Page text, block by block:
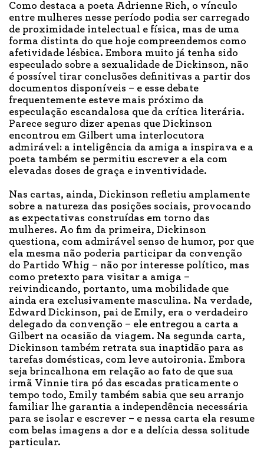
Como destaca a poeta Adrienne Rich, o vínculo
entre mulheres nesse período podia ser carregado
de proximidade intelectual e física, mas de uma
forma distinta do que hoje compreendemos como
afetividade lésbica. Embora muito já tenha sido
especulado sobre a sexualidade de Dickinson, não
é possível tirar conclusões definitivas a partir dos
documentos disponíveis – e esse debate
frequentemente esteve mais próximo da
especulação escandalosa que da crítica literária.
Parece seguro dizer apenas que Dickinson
encontrou em Gilbert uma interlocutora
admirável: a inteligência da amiga a inspirava e a
poeta também se permitiu escrever a ela com
elevadas doses de graça e inventividade.
Nas cartas, ainda, Dickinson refletiu amplamente
sobre a natureza das posições sociais, provocando
as expectativas construídas em torno das
mulheres. Ao fim da primeira, Dickinson
questiona, com admirável senso de humor, por que
ela mesma não poderia participar da convenção
do Partido Whig – não por interesse político, mas
como pretexto para visitar a amiga –
reivindicando, portanto, uma mobilidade que
ainda era exclusivamente masculina. Na verdade,
Edward Dickinson, pai de Emily, era o verdadeiro
delegado da convenção – ele entregou a carta a
Gilbert na ocasião da viagem. Na segunda carta,
Dickinson também retrata sua inaptidão para as
tarefas domésticas, com leve autoironia. Embora
seja brincalhona em relação ao fato de que sua
irmã Vinnie tira pó das escadas praticamente o
tempo todo, Emily também sabia que seu arranjo
familiar lhe garantia a independência necessária
para se isolar e escrever – e nessa carta ela resume
com belas imagens a dor e a delícia dessa solitude
particular.